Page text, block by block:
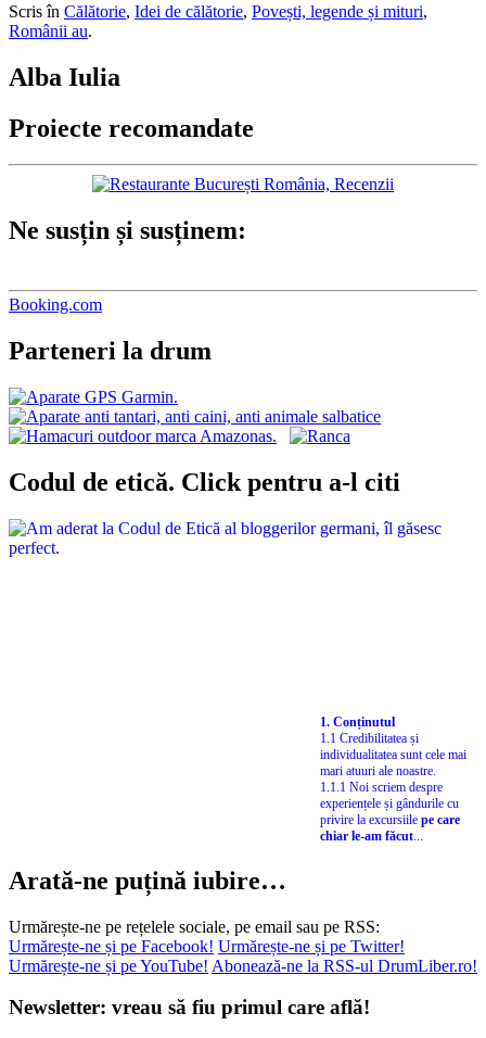
Scris în Călătorie, Idei de călătorie, Povești, legende și mituri,
Românii au.
Alba Iulia
Proiecte recomandate
Ne susțin și susținem:
Booking.com
Parteneri la drum
Codul de etică. Click pentru a-l citi
1. Conținutul
1.1 Credibilitatea și
individualitatea sunt cele mai
mari atuuri ale noastre.
1.1.1 Noi scriem despre
experiențele și gândurile cu
privire la excursiile pe care
chiar le-am făcut...
Arată-ne puțină iubire…
Urmărește-ne pe rețelele sociale, pe email sau pe RSS:
Urmărește-ne și pe Facebook! Urmărește-ne și pe Twitter!
Urmărește-ne și pe YouTube! Abonează-ne la RSS-ul DrumLiber.ro!
Newsletter: vreau să fiu primul care află!